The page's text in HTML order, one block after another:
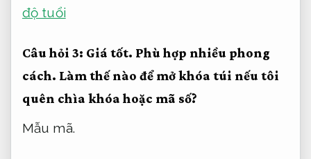
độ tuổi
Câu hỏi 3: Giá tốt. Phù hợp nhiều phong
cách. Làm thế nào để mở khóa túi nếu tôi
quên chìa khóa hoặc mã số?
Mẫu mã.